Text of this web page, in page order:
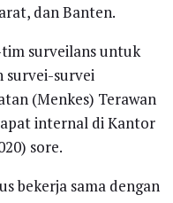
dan Banten.
surveilans untuk
survei-survei
(Menkes) Terawan
internal di Kantor
sore.
bekerja sama dengan